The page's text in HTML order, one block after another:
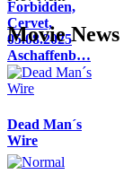
Forbidden,
Cervet,
05.08.2025
Aschaffenb…
Movie News
Dead Man´s
Wire